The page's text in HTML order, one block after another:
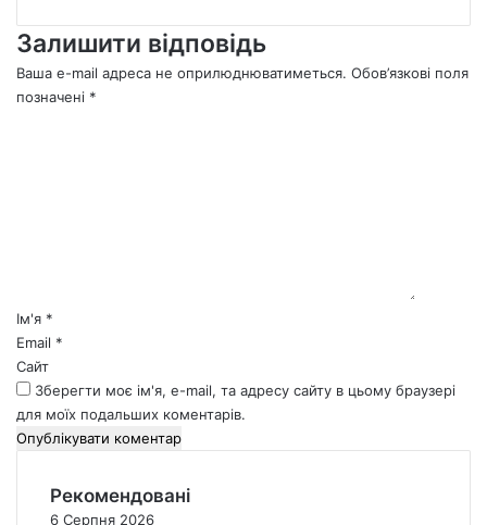
Залишити відповідь
Ваша e-mail адреса не оприлюднюватиметься. Обов’язкові поля
позначені *
*Ім'я *
Email *
Сайт
Зберегти моє ім'я, e-mail, та адресу сайту в цьому браузері
для моїх подальших коментарів.
Рекомендовані
6 Серпня 2026